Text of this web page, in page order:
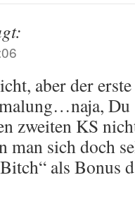
aber der
Du
zweiten KS
man sich doch
als Bonus